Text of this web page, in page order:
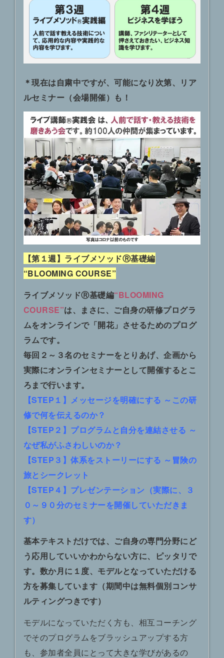
＊現在は自粛中ですが、可能になり次第、リア
ルセミナー（会場開催）も！
【第１週】ライブメソッドⓇ基礎編
“BLOOMING COURSE”
ライブメソッドⓇ基礎編“BLOOMING
COURSE”は、まさに、ご自身の研修プログラ
ムをオンラインで「開花」させるためのプログ
ラムです。
毎回２～３名のセミナーをとりあげ、企画から
実際にオンラインセミナーとして開催するとこ
ろまで行います。
【STEP１】メッセージを明確にする ～ この研
修で何を伝えるのか？
【STEP２】プログラムと自分を連結させる ～
なぜ私がふさわしいのか？
【STEP３】体系をストーリーにする ～冒険の
旅とシークレット
【STEP４】プレゼンテーション（実際に、３
０～９０分のセミナーを開催していただきま
す）
基本テキストだけでは、ご自身の専門分野にど
う応用していいかわからない方に、ピッタリで
す。数か月に１度、モデルとなっていただける
方を募集しています（期間中は無料個別コンサ
ルティングつきです）
モデルになっていただく方も、相互コーチング
でそのプログラムをブラッシュアップする方
も、参加者全員にとって大きな学びがあるの